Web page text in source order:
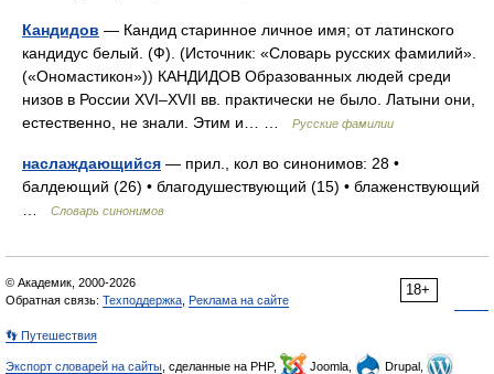
Кандидов — Кандид старинное личное имя; от латинского
кандидус белый. (Ф). (Источник: «Словарь русских фамилий».
(«Ономастикон»)) КАНДИДОВ Образованных людей среди
низов в России XVI–XVII вв. практически не было. Латыни они,
естественно, не знали. Этим и… …
Русские фамилии
наслаждающийся — прил., кол во синонимов: 28 •
балдеющий (26) • благодушествующий (15) • блаженствующий
Словарь синонимов
18+
© Академик, 2000-2026
Обратная связь: Техподдержка Реклама на сайте
👣 Путешествия
Экспорт словарей на сайты , сделанные на PHP, Joomla,
Drupal,